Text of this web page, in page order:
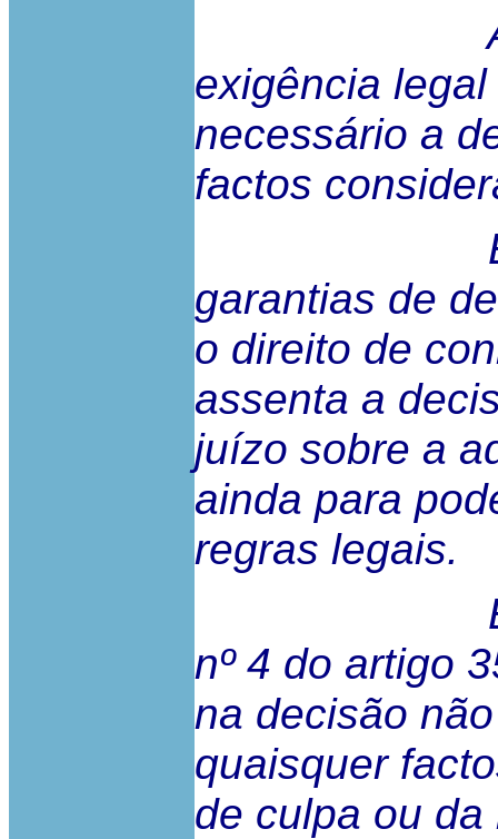
Assim, o
exigência
necessário a
factos
Essa
garantias de
o direito de
assenta a
juízo sobre a
ainda para
regras legais.
nº 4 do artigo
na decisão
quaisquer
de culpa ou